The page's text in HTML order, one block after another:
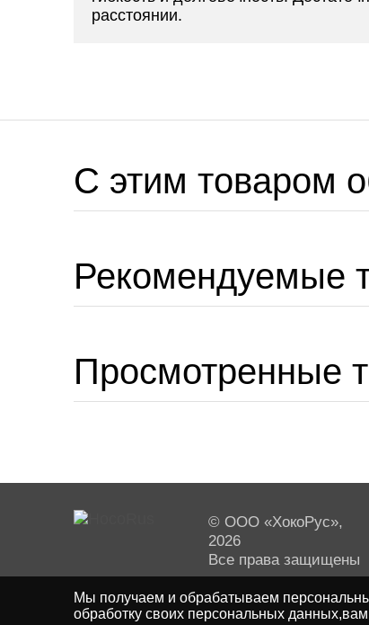
расстоянии.
C этим товаром
Рекомендуемые
Просмотренные
© ООО «ХокоРус»,
2026
Все права защищены
Мы получаем и обрабатываем
обработку своих персональных